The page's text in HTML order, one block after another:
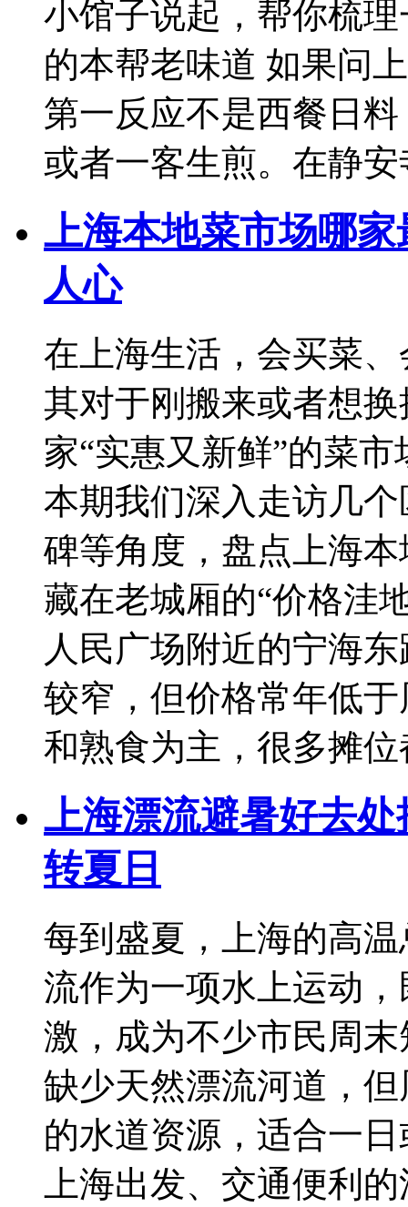
小馆子说起，帮你梳
的本帮老味道 如果问
第一反应不是西餐日
或者一客生煎。在静
上海本地菜市场哪
人心
在上海生活，会买菜
其对于刚搬来或者想
家“实惠又新鲜”的菜
本期我们深入走访几
碑等角度，盘点上海
藏在老城厢的“价格洼
人民广场附近的宁海
较窄，但价格常年低
和熟食为主，很多摊
上海漂流避暑好去
转夏日
每到盛夏，上海的高
流作为一项水上运动
激，成为不少市民周
缺少天然漂流河道，
的水道资源，适合一
上海出发、交通便利